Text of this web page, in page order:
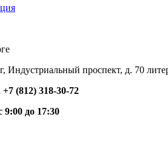
Индустриальный проспект, д. 70
+7 (812) 318-30-72
9:00 до 17:30